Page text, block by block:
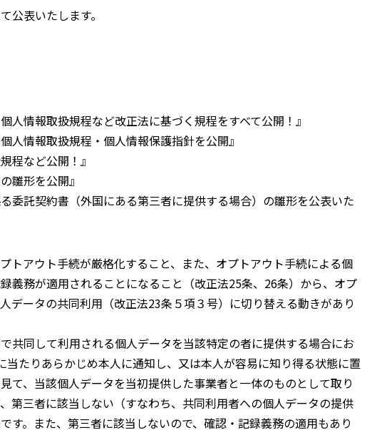
公表いたします。
人情報取扱規程など改正法に基づく規程をすべて公開！』
人情報取扱規程・個人情報保護指針を公開』
程など公開！』
雛形を公開』
委託契約書（外国にある第三者に提供する場合）の雛形を公表いた
トアウト手続が厳格化すること、また、オプトアウト手続による個
義務が適用されることになること（改正法25条、26条）から、オプ
データの共同利用（改正法23条５項３号）に切り替える動きがあり
共同して利用される個人データを当該特定の者に提供する場合にお
たりあらかじめ本人に通知し、又は本人が容易に知り得る状態に置
て、当該個人データを当初提供した事業者と一体のものとして取り
第三者に該当しない（すなわち、共同利用者への個人データの提供
す。また、第三者に該当しないので、確認・記録義務の適用もあり